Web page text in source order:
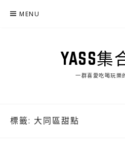
MENU
YASS集
一群喜愛吃喝玩樂
標籤: 大同區甜點